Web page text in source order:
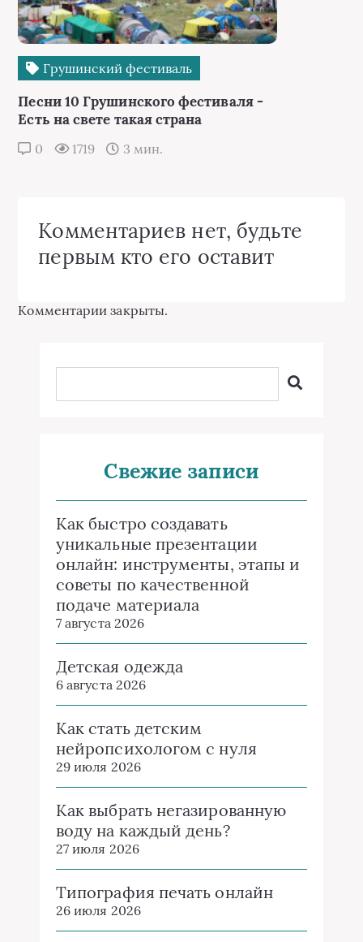
Грушинский фестиваль
Песни 10 Грушинского фестиваля -
Есть на свете такая страна
0 1719 3 мин.
Комментариев нет, будьте
первым кто его оставит
Комментарии закрыты.
Свежие записи
Как быстро создавать
уникальные презентации
онлайн: инструменты, этапы и
советы по качественной
подаче материала
7 августа 2026
Детская одежда
6 августа 2026
Как стать детским
нейропсихологом с нуля
29 июля 2026
Как выбрать негазированную
воду на каждый день?
27 июля 2026
Типография печать онлайн
26 июля 2026